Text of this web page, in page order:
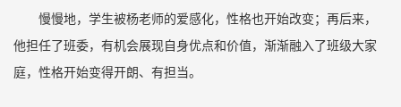
慢慢地，学生被杨老师的爱感化，性格也开始改变；再后来，
他担任了班委，有机会展现自身优点和价值，渐渐融入了班级大家
庭，性格开始变得开朗、有担当。